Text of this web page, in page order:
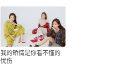
我的矫情是你看不懂的
忧伤